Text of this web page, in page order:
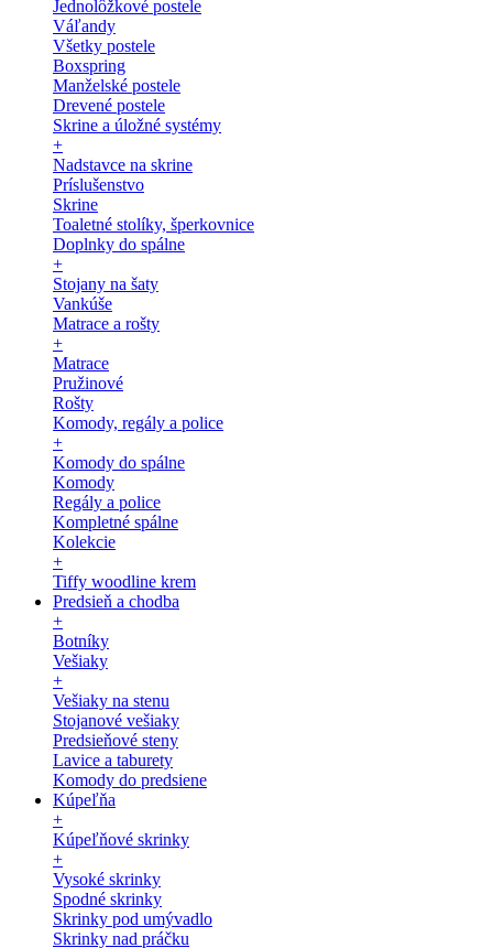
Jednolôžkové postele
Váľandy
Všetky postele
Boxspring
Manželské postele
Drevené postele
Skrine a úložné systémy
+
Nadstavce na skrine
Príslušenstvo
Skrine
Toaletné stolíky, šperkovnice
Doplnky do spálne
+
Stojany na šaty
Vankúše
Matrace a rošty
+
Matrace
Pružinové
Rošty
Komody, regály a police
+
Komody do spálne
Komody
Regály a police
Kompletné spálne
Kolekcie
+
Tiffy woodline krem
Predsieň a chodba
+
Botníky
Vešiaky
+
Vešiaky na stenu
Stojanové vešiaky
Predsieňové steny
Lavice a taburety
Komody do predsiene
Kúpeľňa
+
Kúpeľňové skrinky
+
Vysoké skrinky
Spodné skrinky
Skrinky pod umývadlo
Skrinky nad práčku